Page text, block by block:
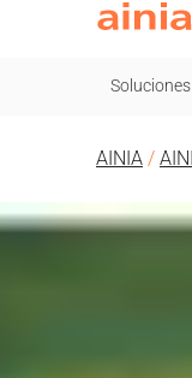
AINIA /